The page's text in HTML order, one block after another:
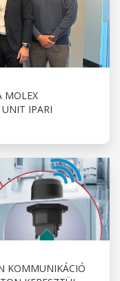
MOLEX
IPARI
KOMMUNIKÁCIÓ